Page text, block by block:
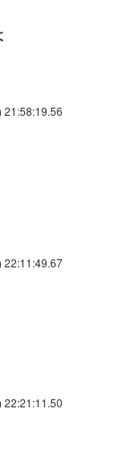
21:58:19.56
22:11:49.67
22:21:11.50